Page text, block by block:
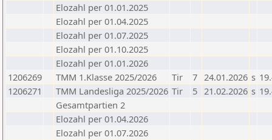
Elozahl per 01.01.2025
Elozahl per 01.04.2025
Elozahl per 01.07.2025
Elozahl per 01.10.2025
Elozahl per 01.01.2026
1206269
TMM 1.Klasse 2025/2026 Tir 7 24.01.2026 s
1206271
TMM Landesliga 2025/2026 Tir 5 21.02.2026 s
Gesamtpartien 2
Elozahl per 01.04.2026
Elozahl per 01.07.2026